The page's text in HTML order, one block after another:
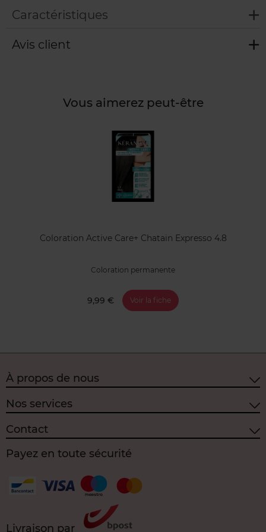
Caractéristiques
Avis client
Vous aimerez peut-être
Coloration Active Care+ Chatain Expresso 4.8
Coloration permanente
9,99 € Voir la fiche
À propos de nous
Nos services
Contact
Payez en toute sécurité
Livraison par